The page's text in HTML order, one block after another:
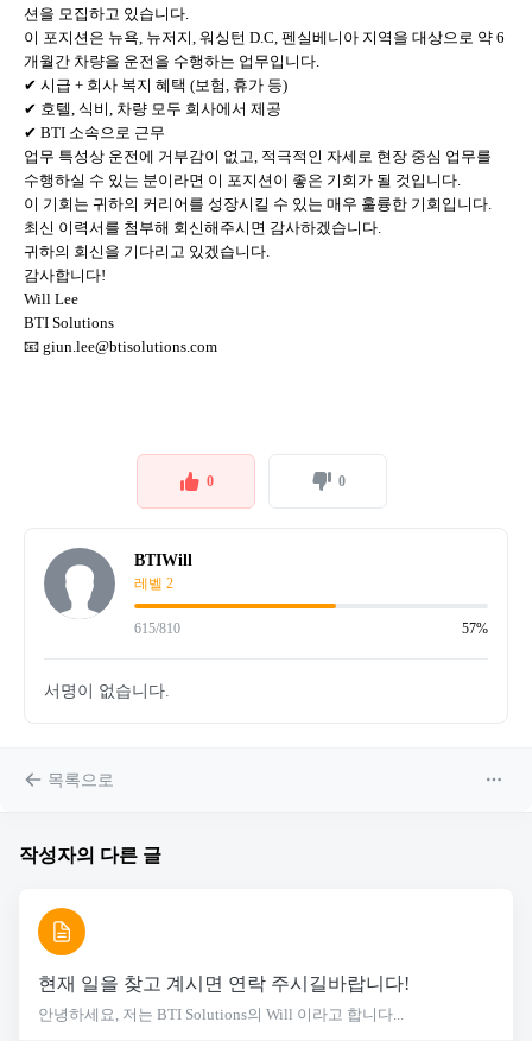
션을 모집하고 있습니다.
이 포지션은 뉴욕, 뉴저지, 워싱턴 D.C, 펜실베니아 지역을 대상으로 약 6
개월간 차량을 운전을 수행하는 업무입니다.
✔ 시급 + 회사 복지 혜택 (보험, 휴가 등)
✔ 호텔, 식비, 차량 모두 회사에서 제공
✔ BTI 소속으로 근무
업무 특성상 운전에 거부감이 없고, 적극적인 자세로 현장 중심 업무를
수행하실 수 있는 분이라면 이 포지션이 좋은 기회가 될 것입니다.
이 기회는 귀하의 커리어를 성장시킬 수 있는 매우 훌륭한 기회입니다.
최신 이력서를 첨부해 회신해주시면 감사하겠습니다.
귀하의 회신을 기다리고 있겠습니다.
감사합니다!
Will Lee
BTI Solutions
📧 giun.lee@btisolutions.com
0 0
BTIWill
레벨 2
615/810 57%
서명이 없습니다.
목록으로
작성자의 다른 글
현재 일을 찾고 계시면 연락 주시길바랍니다!
안녕하세요, 저는 BTI Solutions의 Will 이라고 합니다...